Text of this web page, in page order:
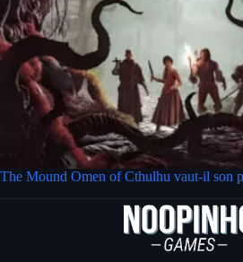
The Mound Omen of Cthulhu vaut-il son